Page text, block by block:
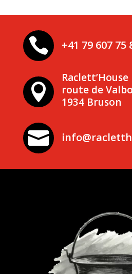
 +41 79 607 75

Raclett’House
route de
1934 Bruson
